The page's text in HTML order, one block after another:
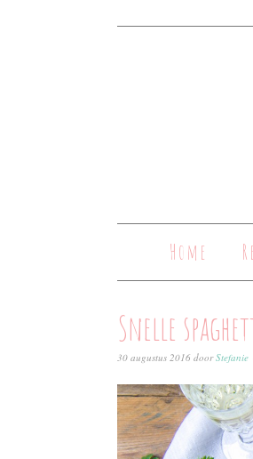
Home
Snelle
30 augustus 2016 doorStefanie